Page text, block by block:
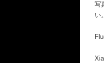
写
い。